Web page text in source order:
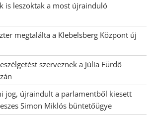
is leszoktak a most újrainduló
megtalálta a Klebelsberg Központ új
szerveznek a Júlia Fürdő
jog, újraindult a parlamentből kiesett
Simon Miklós büntetőügye